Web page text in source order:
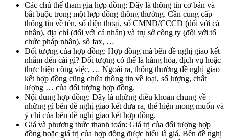
Các chủ thể tham gia hợp đồng: Đây là thông tin cơ bản và
bắt buộc trong một hợp đồng thông thường. Cần cung cấp
thông tin về tên, số điện thoại, số CMND/CCCD (đối với cá
nhân), địa chỉ (đối với cá nhân) và trụ sở công ty (đối với tổ
chức pháp nhân), số fax, …
Đối tượng của hợp đồng: Hợp đồng mà bên đề nghị giao kết
nhắm đến cái gì? Đối tượng có thể là hàng hóa, dịch vụ hoặc
thực hiện công việc, … Ngoài ra, thông thường đề nghị giao
kết hợp đồng cũng chứa thông tin về loại, số lượng, chất
lượng … của đối tượng hợp đồng.
Nội dung hợp đồng: Đây là những điều khoản chung về
những gì bên đề nghị giao kết đưa ra, thể hiện mong muốn và
ý chí của bên đề nghị giao kết hợp đồng.
Giá và phương thức thanh toán: Giá trị của đối tượng hợp
đồng hoặc giá trị của hợp đồng được hiểu là giá. Bên đề nghị